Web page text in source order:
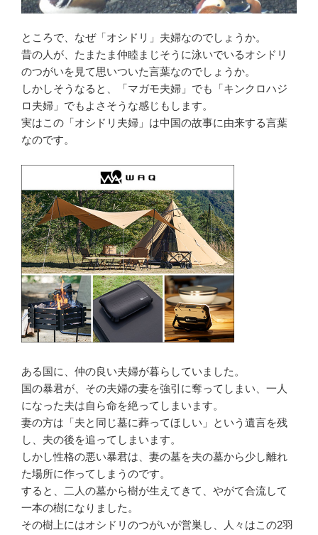
ところで、なぜ「オシドリ」夫婦なのでしょうか。
昔の人が、たまたま仲睦まじそうに泳いでいるオシドリ
のつがいを見て思いついた言葉なのでしょうか。
しかしそうなると、「マガモ夫婦」でも「キンクロハジ
ロ夫婦」でもよさそうな感じもします。
実はこの「オシドリ夫婦」は中国の故事に由来する言葉
なのです。
ある国に、仲の良い夫婦が暮らしていました。
国の暴君が、その夫婦の妻を強引に奪ってしまい、一人
になった夫は自ら命を絶ってしまいます。
妻の方は「夫と同じ墓に葬ってほしい」という遺言を残
し、夫の後を追ってしまいます。
しかし性格の悪い暴君は、妻の墓を夫の墓から少し離れ
た場所に作ってしまうのです。
すると、二人の墓から樹が生えてきて、やがて合流して
一本の樹になりました。
その樹上にはオシドリのつがいが営巣し、人々はこの2羽